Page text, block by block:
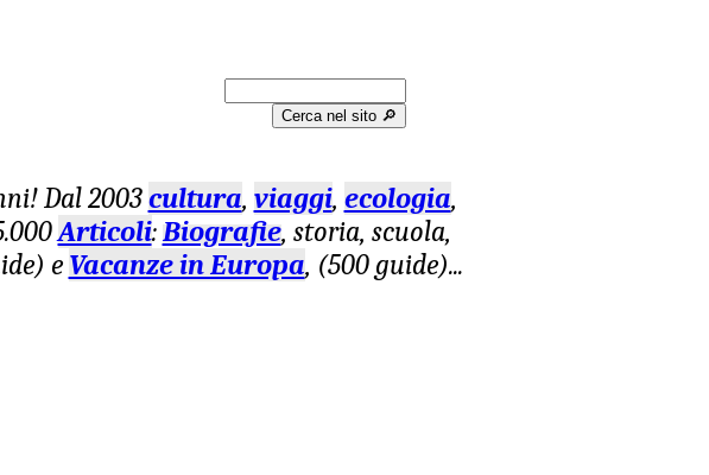
Cerca nel sito 🔎︎
Dal 2003cultura, viaggi, ecologia,
Articoli:Biografie, storia, scuola,
e Vacanze in Europa, (500 guide)...